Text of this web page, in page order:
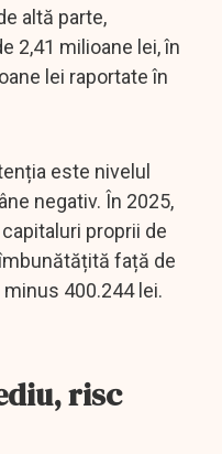
altă parte,
2,41 milioane lei, în
lei raportate în
este nivelul
negativ. În 2025,
capitaluri proprii de
față de
400.244 lei.
risc